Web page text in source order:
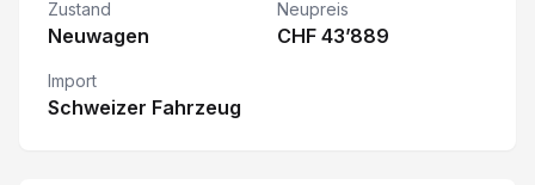
Zustand
Neuwagen
Neupreis
CHF 43’889
Import
Schweizer Fahrzeug